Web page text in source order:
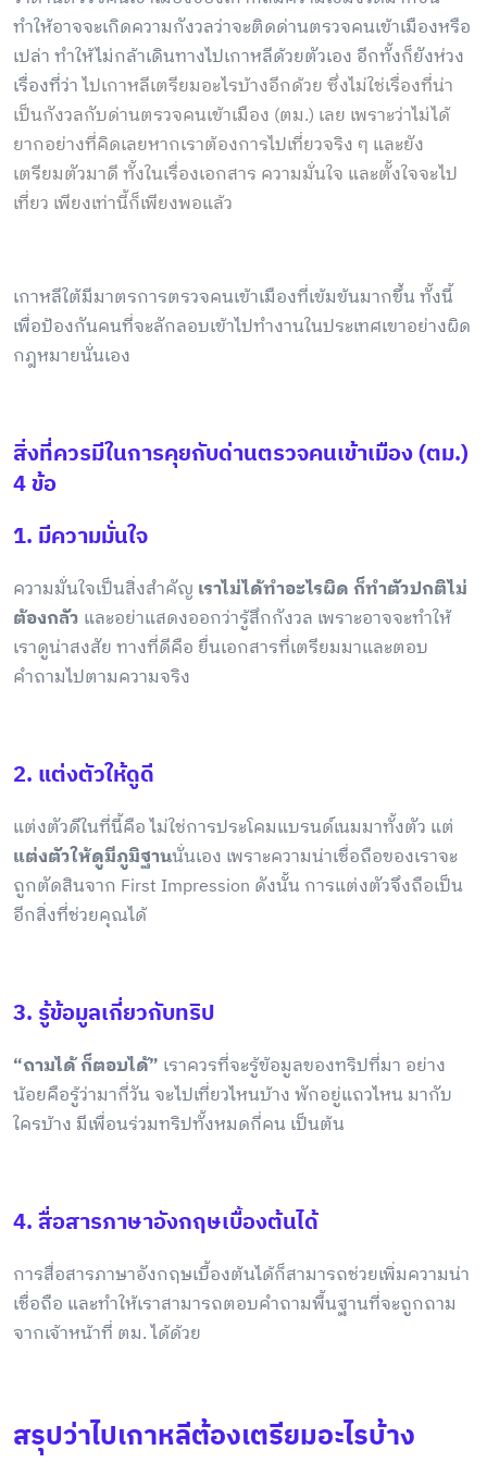
ทำให้อาจจะเกิดความกังวลว่าจะติดด่านตรวจคนเข้าเมืองหรือ
เปล่า ทำให้ไม่กล้าเดินทางไปเกาหลีด้วยตัวเอง อีกทั้งก็ยังห่วง
เรื่องที่ว่าไปเกาหลีเตรียมอะไรบ้างอีกด้วย ซึ่งไม่ใช่เรื่องที่น่า
เป็นกังวลกับด่านตรวจคนเข้าเมือง (ตม.) เลย เพราะว่าไม่ได้
ยากอย่างที่คิดเลยหากเราต้องการไปเที่ยวจริง ๆ และยัง
เตรียมตัวมาดี ทั้งในเรื่องเอกสาร ความมั่นใจ และตั้งใจจะไป
เที่ยว เพียงเท่านี้ก็เพียงพอแล้ว
เกาหลีใต้มีมาตรการตรวจคนเข้าเมืองที่เข้มข้นมากขึ้น ทั้งนี้
เพื่อป้องกันคนที่จะลักลอบเข้าไปทำงานในประเทศเขาอย่างผิด
กฎหมายนั่นเอง
สิ่งที่ควรมีในการคุยกับด่านตรวจคนเข้าเมือง (ตม.)
4 ข้อ
1. มีความมั่นใจ
ความมั่นใจเป็นสิ่งสำคัญ เราไม่ได้ทำอะไรผิด ก็ทำตัวปกติไม่
ต้องกลัว และอย่าแสดงออกว่ารู้สึกกังวล เพราะอาจจะทำให้
เราดูน่าสงสัย ทางที่ดีคือ ยื่นเอกสารที่เตรียมมาและตอบ
คำถามไปตามความจริง
2. แต่งตัวให้ดูดี
แต่งตัวดีในที่นี้คือ ไม่ใช่การประโคมแบรนด์เนมมาทั้งตัว แต่
แต่งตัวให้ดูมีภูมิฐานนั่นเอง เพราะความน่าเชื่อถือของเราจะ
ถูกตัดสินจาก First Impression ดังนั้น การแต่งตัวจึงถือเป็น
อีกสิ่งที่ช่วยคุณได้
3. รู้ข้อมูลเกี่ยวกับทริป
“ถามได้ ก็ตอบได้” เราควรที่จะรู้ข้อมูลของทริปที่มา อย่าง
น้อยคือรู้ว่ามากี่วัน จะไปเที่ยวไหนบ้าง พักอยู่แถวไหน มากับ
ใครบ้าง มีเพื่อนร่วมทริปทั้งหมดกี่คน เป็นต้น
4. สื่อสารภาษาอังกฤษเบื้องต้นได้
การสื่อสารภาษาอังกฤษเบื้องต้นได้ก็สามารถช่วยเพิ่มความน่า
เชื่อถือ และทำให้เราสามารถตอบคำถามพื้นฐานที่จะถูกถาม
จากเจ้าหน้าที่ ตม. ได้ด้วย
สรุปว่าไปเกาหลีต้องเตรียมอะไรบ้าง